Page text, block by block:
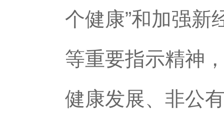
个健康”和加强新
等重要指示精神
健康发展、非公